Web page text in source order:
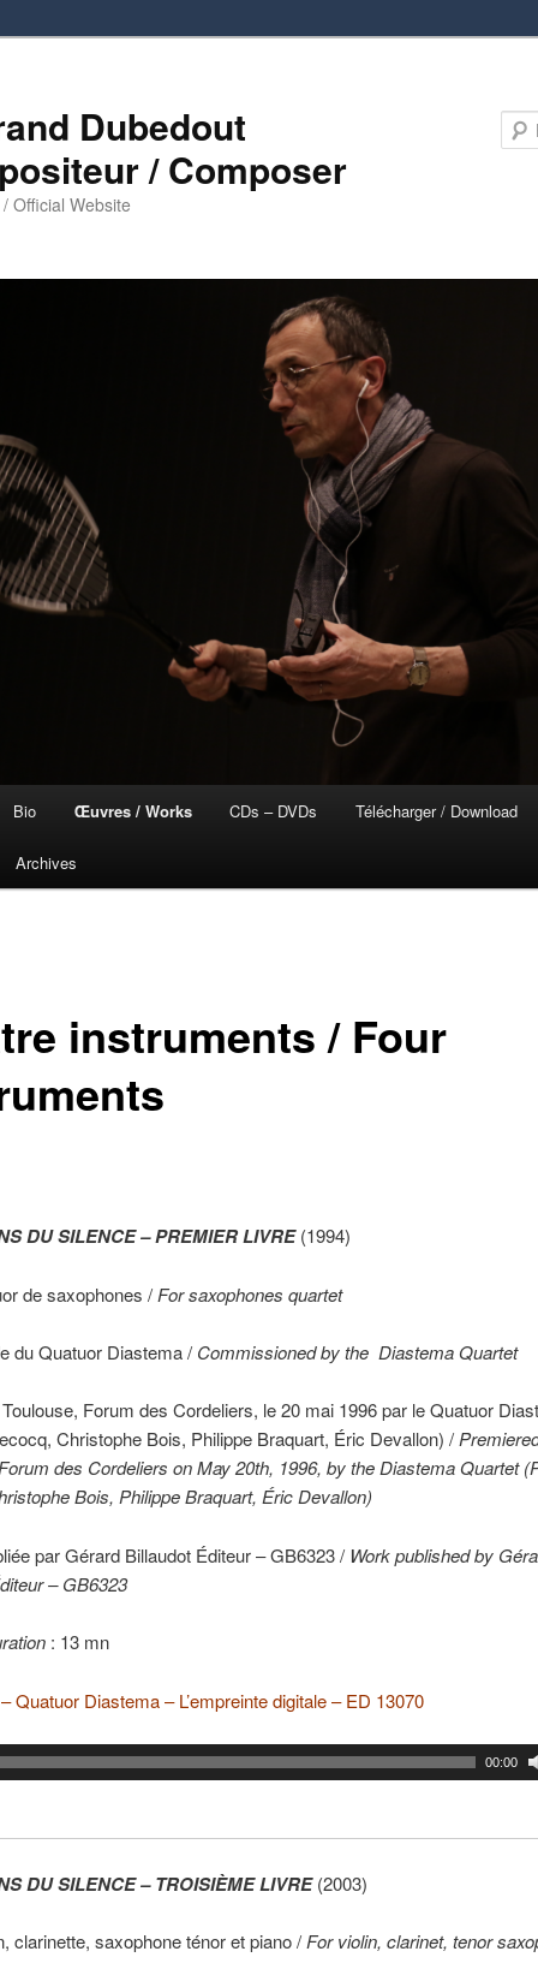
Dubedout
/ Composer
Official Website
Bio Œuvres / Works CDs – DVDs Télécharger / Download
Archives
instruments / Four
DU SILENCE – PREMIER LIVRE(1994)
de saxophones / For saxophones quartet
du Quatuor Diastema / Commissioned by the Diastema Quartet
Forum des Cordeliers, le 20 mai 1996 par le Quatuor
Christophe Bois, Philippe Braquart, Éric Devallon) /
des Cordeliers on May 20th, 1996, by the Diastema Quartet
Bois, Philippe Braquart, Éric Devallon)
par Gérard Billaudot Éditeur – GB6323 / Work published by
– GB6323
: 13 mn
Quatuor Diastema – L’empreinte digitale – ED 13070
00:00
DU SILENCE – TROISIÈME LIVRE(2003)
clarinette, saxophone ténor et piano / For violin, clarinet, tenor